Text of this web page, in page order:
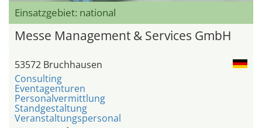
Einsatzgebiet: national
Messe Management & Services GmbH
53572 Bruchhausen
Consulting
Eventagenturen
Personalvermittlung
Standgestaltung
Veranstaltungspersonal